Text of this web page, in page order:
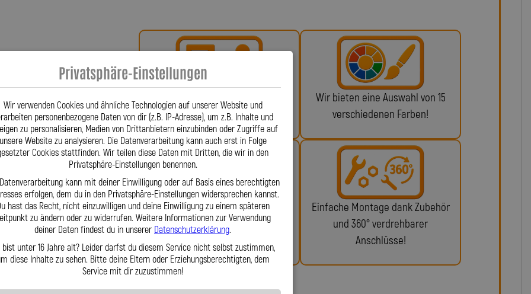
war der Erste, der verdrehbare
ließ. Diese Innovation
Qualitätsmerkmal, das bis heute in
VS 700 Intr. VP51A 750 fertigen
die exakt auf Ihr Fahrzeug
Standards gefertigt und
Kupplungsdosierung und extreme
Feuchtigkeit und Korrosion –
eigenen Fertigung, großem
wir Leitungen auch dann,
wird individuell geprüft, um
GmbH entscheiden Sie
und Leidenschaft fürs Detail – für
Bei uns erhalten Sie eine ABE
oder ein Teilegutachten!
Wir bieten eine Auswahl von 15
verschiedenen Farben!
Fragen? Unser Team ist täglich
per Telefon oder Mail für Sie da.
Einfache Montage dank Zubehör
und 360° verdrehbarer
Anschlüsse!
Privatsphäre-Einstellungen
Wir verwenden Cookies und ähnliche Technologien auf unserer Website und
personenbezogene Daten von dir (z.B. IP-Adresse), um z.B. Inhalte und
zu personalisieren, Medien von Drittanbietern einzubinden oder Zugriffe auf
unsere Website zu analysieren. Die Datenverarbeitung kann auch erst in Folge
Cookies stattfinden. Wir teilen diese Daten mit Dritten, die wir in den
Privatsphäre-Einstellungen benennen.
kann mit deiner Einwilligung oder auf Basis eines berechtigten
erfolgen, dem du in den Privatsphäre-Einstellungen widersprechen kannst.
hast das Recht, nicht einzuwilligen und deine Einwilligung zu einem späteren
zu ändern oder zu widerrufen. Weitere Informationen zur Verwendung
deiner Daten findest du in unserer Datenschutzerklärung.
bist unter 16 Jahre alt? Leider darfst du diesem Service nicht selbst zustimmen,
diese Inhalte zu sehen. Bitte deine Eltern oder Erziehungsberechtigten, dem
Service mit dir zuzustimmen!